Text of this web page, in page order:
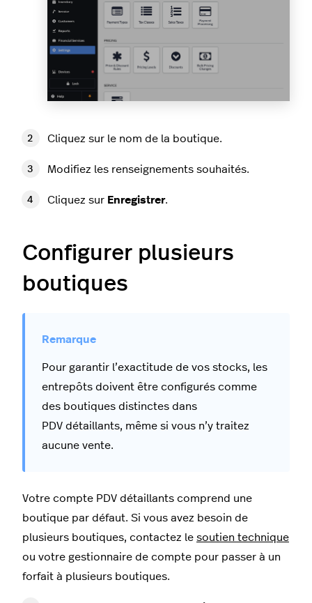
Cliquez sur le nom de la boutique.
Modifiez les renseignements souhaités.
Cliquez sur Enregistrer.
Configurer plusieurs
boutiques
Pour garantir l’exactitude de vos stocks, les
entrepôts doivent être configurés comme
des boutiques distinctes dans
PDV détaillants, même si vous n’y traitez
aucune vente.
Votre compte PDV détaillants comprend une
boutique par défaut. Si vous avez besoin de
plusieurs boutiques, contactez le soutien technique
ou votre gestionnaire de compte pour passer à un
forfait à plusieurs boutiques.